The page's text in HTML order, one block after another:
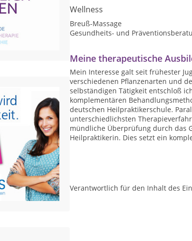
Wellness
Breuß-Massage
Gesundheits- und
Meine therapeutische
Mein Interesse galt seit frühester
verschiedenen Pflanzenarten und
selbständigen Tätigkeit entschloß
komplementären
deutschen Heilpraktikerschule.
unterschiedlichsten
mündliche Überprüfung durch das
Heilpraktikerin. Dies setzt ein
Verantwortlich für den Inhalt des